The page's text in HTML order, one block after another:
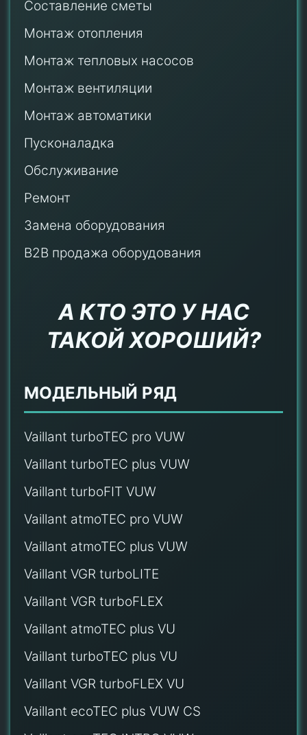
Составление сметы
Монтаж отопления
Монтаж тепловых насосов
Монтаж вентиляции
Монтаж автоматики
Пусконаладка
Обслуживание
Ремонт
Замена оборудования
B2B продажа оборудования
А КТО ЭТО У НАС
ТАКОЙ ХОРОШИЙ?
МОДЕЛЬНЫЙ РЯД
Vaillant turboTEC pro VUW
Vaillant turboTEC plus VUW
Vaillant turboFIT VUW
Vaillant atmoTEC pro VUW
Vaillant atmoTEC plus VUW
Vaillant VGR turboLITE
Vaillant VGR turboFLEX
Vaillant atmoTEC plus VU
Vaillant turboTEC plus VU
Vaillant VGR turboFLEX VU
Vaillant ecoTEC plus VUW CS